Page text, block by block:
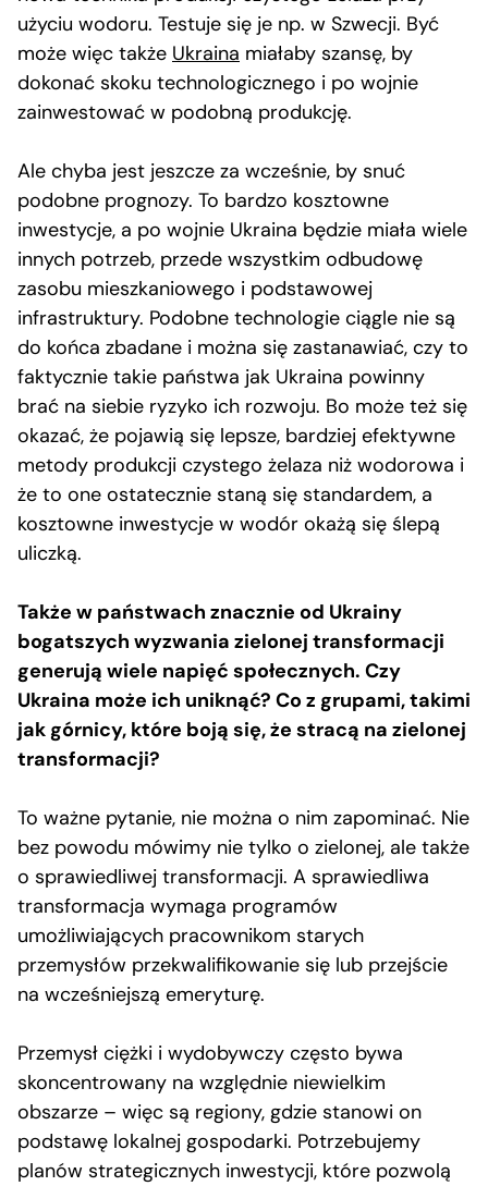
użyciu wodoru. Testuje się je np. w Szwecji. Być
może więc także Ukraina miałaby szansę, by
dokonać skoku technologicznego i po wojnie
zainwestować w podobną produkcję.
Ale chyba jest jeszcze za wcześnie, by snuć
podobne prognozy. To bardzo kosztowne
inwestycje, a po wojnie Ukraina będzie miała wiele
innych potrzeb, przede wszystkim odbudowę
zasobu mieszkaniowego i podstawowej
infrastruktury. Podobne technologie ciągle nie są
do końca zbadane i można się zastanawiać, czy to
faktycznie takie państwa jak Ukraina powinny
brać na siebie ryzyko ich rozwoju. Bo może też się
okazać, że pojawią się lepsze, bardziej efektywne
metody produkcji czystego żelaza niż wodorowa i
że to one ostatecznie staną się standardem, a
kosztowne inwestycje w wodór okażą się ślepą
uliczką.
Także w państwach znacznie od Ukrainy
bogatszych wyzwania zielonej transformacji
generują wiele napięć społecznych. Czy
Ukraina może ich uniknąć? Co z grupami, takimi
jak górnicy, które boją się, że stracą na zielonej
transformacji?
To ważne pytanie, nie można o nim zapominać. Nie
bez powodu mówimy nie tylko o zielonej, ale także
o sprawiedliwej transformacji. A sprawiedliwa
transformacja wymaga programów
umożliwiających pracownikom starych
przemysłów przekwalifikowanie się lub przejście
na wcześniejszą emeryturę.
Przemysł ciężki i wydobywczy często bywa
skoncentrowany na względnie niewielkim
obszarze – więc są regiony, gdzie stanowi on
podstawę lokalnej gospodarki. Potrzebujemy
planów strategicznych inwestycji, które pozwolą